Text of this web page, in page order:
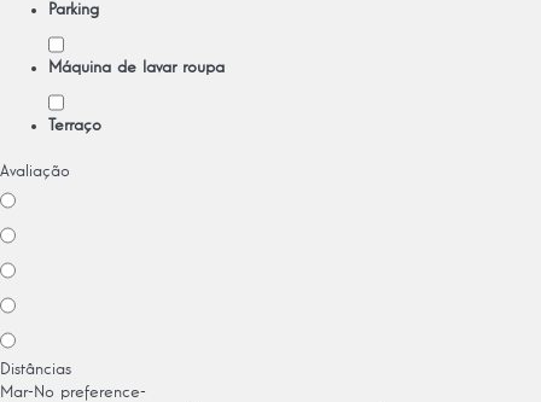
Parking
Máquina de lavar roupa
Terraço
Avaliação
Distâncias
Mar-No preference-